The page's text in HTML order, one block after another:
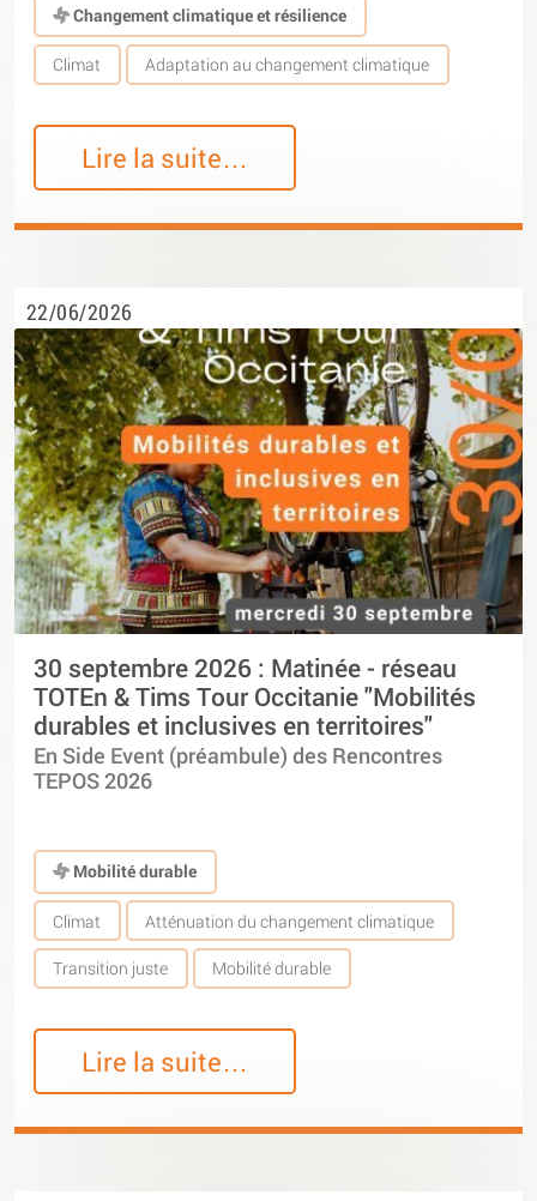
Changement climatique et résilience
Climat Adaptation au changement climatique
Lire la suite…
22/06/2026
30 septembre 2026 : Matinée - réseau
TOTEn & Tims Tour Occitanie "Mobilités
durables et inclusives en territoires"
En Side Event (préambule) des Rencontres
TEPOS 2026
Mobilité durable
Climat Atténuation du changement climatique
Transition juste Mobilité durable
Lire la suite…